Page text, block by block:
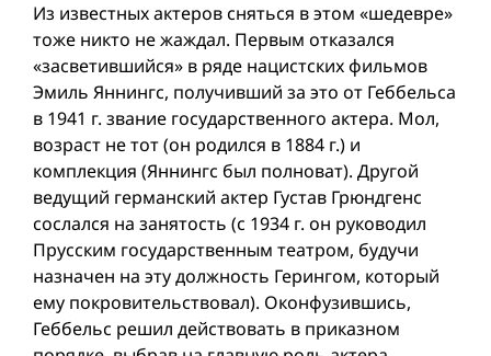
Из известных актеров сняться в этом «шедевре»
тоже никто не жаждал. Первым отказался
«засветившийся» в ряде нацистских фильмов
Эмиль Яннингс, получивший за это от Геббельса
в 1941 г. звание государственнoгo актерa. Мол,
возраст не тот (он родился в 1884 г.) и
комплекция (Яннингс был полноват). Другой
ведущий германский актер Густав Грюндгенс
сослался на занятость (с 1934 г. он руководил
Прусским государственным театром, будучи
назначен на эту должность Герингом, который
ему покровительствовал). Оконфузившись,
Геббельс решил действовать в приказном